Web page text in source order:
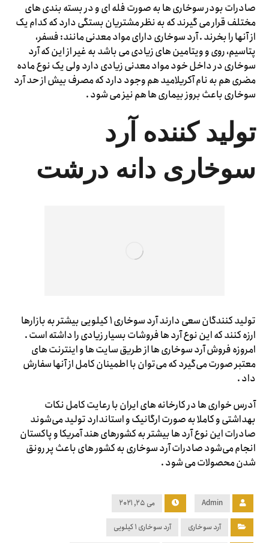
صادرات بودر سوخاری ها به صورت فله ای و در بسته بندی های
مختلف قرار می گیرند که به نظر مشتریان بستگی دارد که کدام یک
از آنها را بخرند . آرد سوخاری دارای مواد معدنی مانند: فسفر،
پتاسیم، روی و ویتامین های زیادی می باشد به غیر از این که آرد
سوخاری در داخل خود مواد معدنی زیادی دارد ولی یک نوع ماده
مضری هم به نام آکریلامید هم وجود دارد که مصرف بیش از حد آرد
سوخاری باعث بروز بیماری ها هم نیز می شود .
تولید کننده آرد
سوخاری دانه درشت
تولید کنندگان سعی دارند آرد سوخاری ۱ کیلویی بیشتر به بازارها
ارزه کنند که این نوع آرد ها فروشات بسیار زیادی را داشته است .
امروزه فروش آرد سوخاری ها از طریق سایت ها و اینترنت های
معتبر صورت می‌گیرد که می‌توان با اطمینان کامل از آنها سفارش
داد .
آدرس خواری ها در کارخانه های ایران با رعایت کامل نکات
بهداشتی و کاملا به صورت ارگانیک و استاندارد تولید می‌شوند
صادرات این نوع آرد ها بیشتر به کشورهای هند آمریکا و پاکستان
انجام می‌شود صادرات آرد سوخاری به کشور های باعث پر رونق
شدن محصولات می شود .
Admin می ۲۵, ۲۰۲۱
آرد سوخاری آرد سوخاری 1 کیلویی